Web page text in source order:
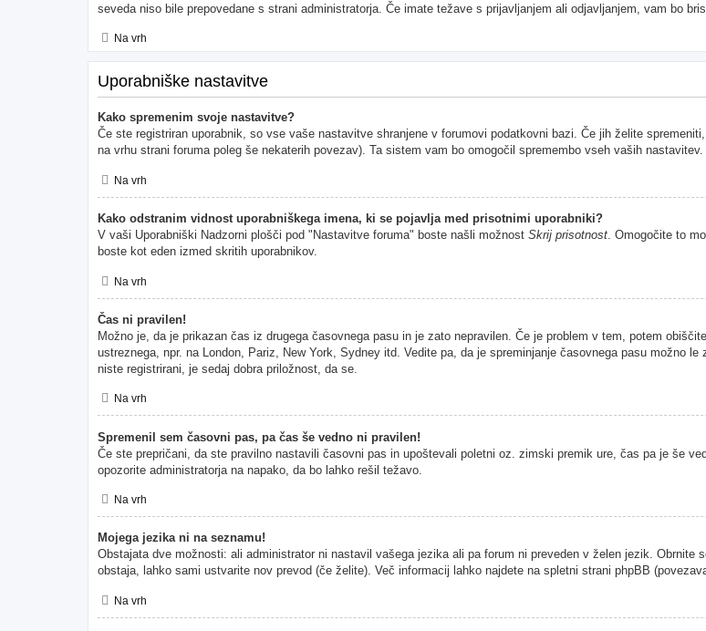
seveda niso bile prepovedane s strani administratorja. Če imate težave s prijavljanjem ali odjavljanjem, vam bo
Na vrh
Uporabniške nastavitve
Kako spremenim svoje nastavitve?
Če ste registriran uporabnik, so vse vaše nastavitve shranjene v forumovi podatkovni bazi. Če jih želite
na vrhu strani foruma poleg še nekaterih povezav). Ta sistem vam bo omogočil spremembo vseh vaših nastavitev.
Na vrh
Kako odstranim vidnost uporabniškega imena, ki se pojavlja med prisotnimi uporabniki?
V vaši Uporabniški Nadzorni plošči pod "Nastavitve foruma" boste našli možnost Skrij prisotnost. Omogočite to
boste kot eden izmed skritih uporabnikov.
Na vrh
Čas ni pravilen!
Možno je, da je prikazan čas iz drugega časovnega pasu in je zato nepravilen. Če je problem v tem, potem
ustreznega, npr. na London, Pariz, New York, Sydney itd. Vedite pa, da je spreminjanje časovnega pasu možno
niste registrirani, je sedaj dobra priložnost, da se.
Na vrh
Spremenil sem časovni pas, pa čas še vedno ni pravilen!
Če ste prepričani, da ste pravilno nastavili časovni pas in upoštevali poletni oz. zimski premik ure, čas pa je še
opozorite administratorja na napako, da bo lahko rešil težavo.
Na vrh
Mojega jezika ni na seznamu!
Obstajata dve možnosti: ali administrator ni nastavil vašega jezika ali pa forum ni preveden v želen jezik.
obstaja, lahko sami ustvarite nov prevod (če želite). Več informacij lahko najdete na spletni strani phpBB
Na vrh